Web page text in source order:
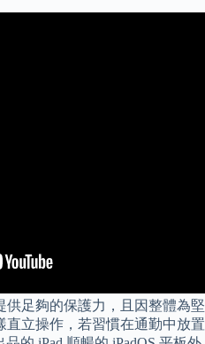
足夠的保護力，且因整體為堅
立操作，若習慣在通勤中放置